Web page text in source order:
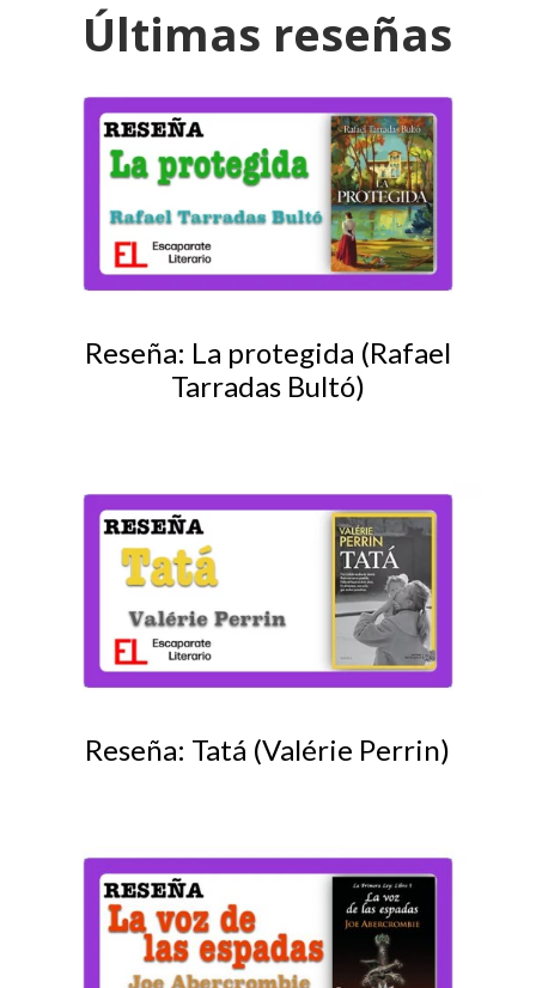
Últimas reseñas
Reseña: La protegida (Rafael
Tarradas Bultó)
Reseña: Tatá (Valérie Perrin)